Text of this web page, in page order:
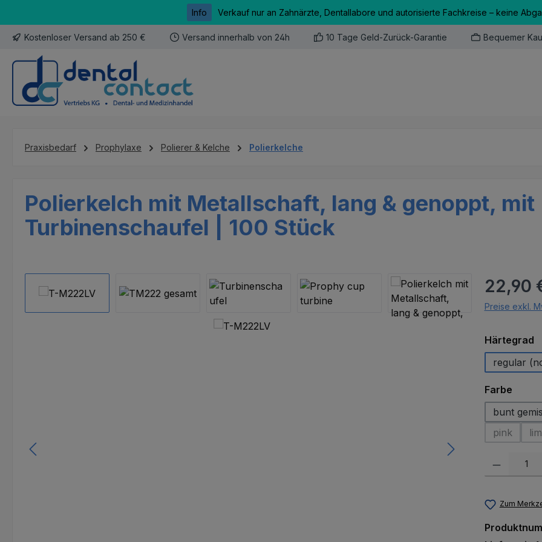
Info Verkauf nur an Zahnärzte, Dentallabore und autorisierte Fachkreise – keine
Kostenloser Versand ab 250 € Versand innerhalb von 24h 10 Tage Geld-Zurück-Garantie Bequemer
Praxisbedarf Prophylaxe Polierer & Kelche Polierkelche
Polierkelch mit Metallschaft, lang & genoppt, mit
Turbinenschaufel | 100 Stück
Regulärer
22,90
Preise exkl.
Härtegrad
regular
Farbe
bunt
pink
(Diese
Produkt
Zum